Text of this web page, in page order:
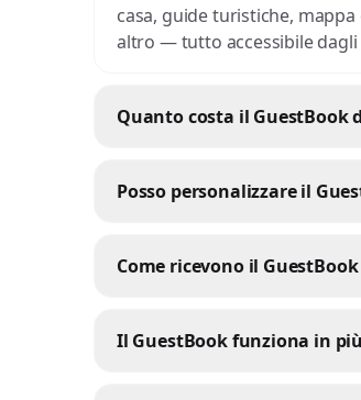
casa, guide turistiche,
altro — tutto accessibile dagli
Quanto costa il GuestBook
Posso personalizzare il
Come ricevono il
Il GuestBook funziona in